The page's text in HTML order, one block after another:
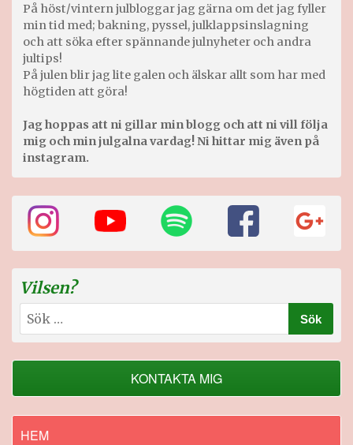
På höst/vintern julbloggar jag gärna om det jag fyller
min tid med; bakning, pyssel, julklappsinslagning
och att söka efter spännande julnyheter och andra
jultips!
På julen blir jag lite galen och älskar allt som har med
högtiden att göra!
Jag hoppas att ni gillar min blogg och att ni vill följa
mig och min julgalna vardag! Ni hittar mig även på
instagram.
Vilsen?
Sök
efter:
KONTAKTA MIG
HEM